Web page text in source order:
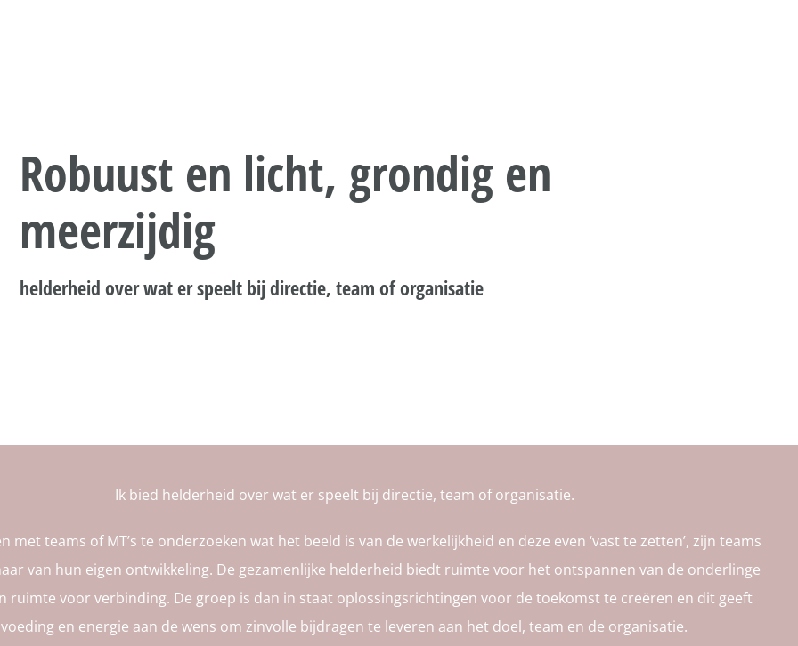
Robuust en licht, grondig en
meerzijdig
helderheid over wat er speelt bij directie, team of organisatie
Ik bied helderheid over wat er speelt bij directie, team of organisatie.
met teams of MT’s te onderzoeken wat het beeld is van de werkelijkheid en deze even ‘vast te zetten’, zijn teams
van hun eigen ontwikkeling. De gezamenlijke helderheid biedt ruimte voor het ontspannen van de onderlinge
ruimte voor verbinding. De groep is dan in staat oplossingsrichtingen voor de toekomst te creëren en dit geeft
voeding en energie aan de wens om zinvolle bijdragen te leveren aan het doel, team en de organisatie.